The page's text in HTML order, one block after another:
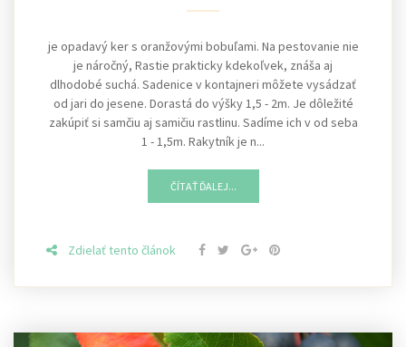
je opadavý ker s oranžovými bobuľami. Na pestovanie nie
je náročný, Rastie prakticky kdekoľvek, znáša aj
dlhodobé suchá. Sadenice v kontajneri môžete vysádzať
od jari do jesene. Dorastá do výšky 1,5 - 2m. Je dôležité
zakúpiť si samčiu aj samičiu rastlinu. Sadíme ich v od seba
1 - 1,5m. Rakytník je n...
ČÍTAŤ ĎALEJ...
Zdielať tento článok